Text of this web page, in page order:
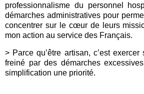
professionnalisme du personnel
démarches administratives pour
concentrer sur le cœur de leurs
mon action au service des Français.
> Parce qu’être artisan, c’est
freiné par des démarches
simplification une priorité.